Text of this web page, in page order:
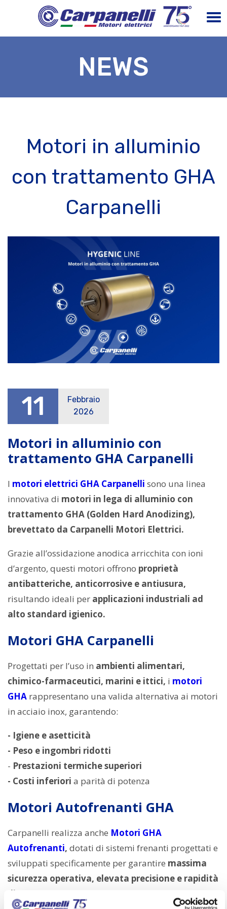
NEWS
Motori in alluminio
con trattamento GHA
Carpanelli
11
Febbraio
2026
Motori in alluminio con
trattamento GHA Carpanelli
I motori elettrici GHA Carpanelli sono una linea
innovativa di motori in lega di alluminio con
trattamento GHA (Golden Hard Anodizing),
brevettato da Carpanelli Motori Elettrici.
Grazie all’ossidazione anodica arricchita con ioni
d’argento, questi motori offrono proprietà
antibatteriche, anticorrosive e antiusura,
risultando ideali per applicazioni industriali ad
alto standard igienico.
Motori GHA Carpanelli
Progettati per l’uso in ambienti alimentari,
chimico-farmaceutici, marini e ittici, i motori
GHA rappresentano una valida alternativa ai motori
in acciaio inox, garantendo:
- Igiene e asetticità
- Peso e ingombri ridotti
- Prestazioni termiche superiori
- Costi inferiori a parità di potenza
Motori Autofrenanti GHA
Carpanelli realizza anche Motori GHA
Autofrenanti, dotati di sistemi frenanti progettati e
sviluppati specificamente per garantire massima
sicurezza operativa, elevata precisione e rapidità
di arresto.